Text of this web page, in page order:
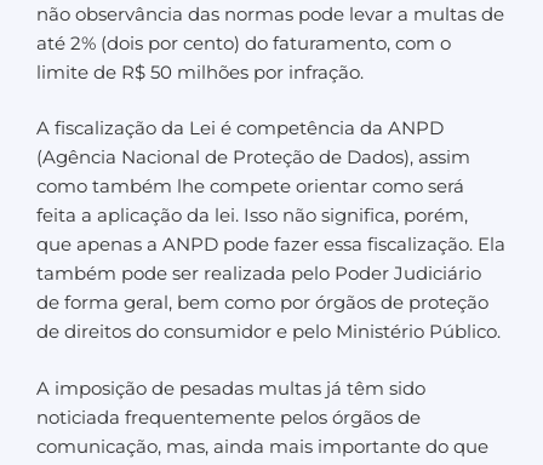
não observância das normas pode levar a multas de
até 2% (dois por cento) do faturamento, com o
limite de R$ 50 milhões por infração.
A fiscalização da Lei é competência da ANPD
(Agência Nacional de Proteção de Dados), assim
como também lhe compete orientar como será
feita a aplicação da lei. Isso não significa, porém,
que apenas a ANPD pode fazer essa fiscalização. Ela
também pode ser realizada pelo Poder Judiciário
de forma geral, bem como por órgãos de proteção
de direitos do consumidor e pelo Ministério Público.
A imposição de pesadas multas já têm sido
noticiada frequentemente pelos órgãos de
comunicação, mas, ainda mais importante do que